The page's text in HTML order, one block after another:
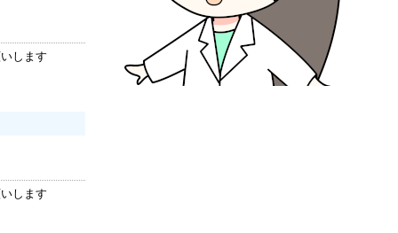
します
します